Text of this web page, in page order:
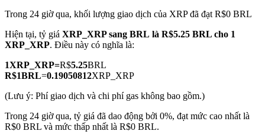
TradFi
Phái sinh cổ phiếu, ngoại hối, kim loại quý và hàng hóa
Trong 24 giờ qua, khối lượng giao dịch của XRP đã đạt R$0 BRL
Hiện tại, tỷ giá XRP_XRP sang BRL là R$5.25 BRL cho 1
XRP_XRP. Điều này có nghĩa là:
1XRP_XRP=R$5.25BRL
R$1BRL=0.19050812XRP_XRP
(Lưu ý: Phí giao dịch và chi phí gas không bao gồm.)
Trong 24 giờ qua, tỷ giá đã dao động bởi 0%, đạt mức cao nhất là
R$0 BRL và mức thấp nhất là R$0 BRL.